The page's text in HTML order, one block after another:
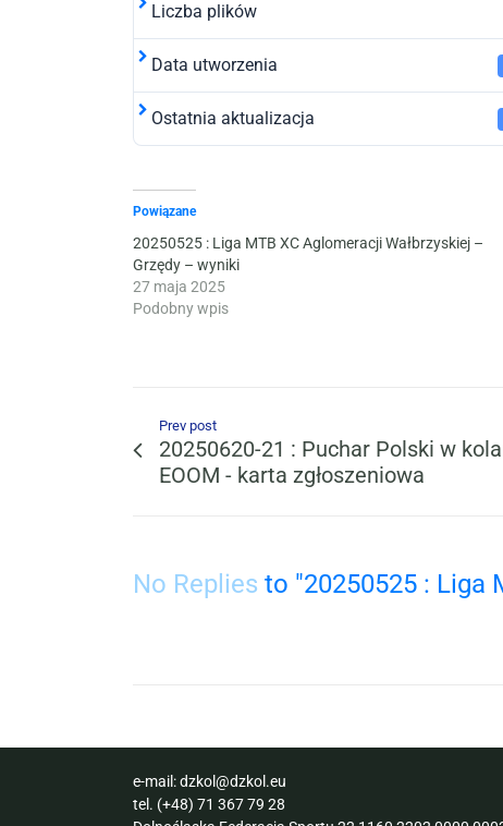
Liczba plików
Data utworzenia
Ostatnia aktualizacja
Powiązane
20250525 : Liga MTB XC Aglomeracji Wałbrzyskiej –
Grzędy – wyniki
27 maja 2025
Podobny wpis
Prev post
20250620-21 : Puchar Polski w
EOOM - karta zgłoszeniowa
No Replies to "20250525 : Liga
e-mail:dzkol@dzkol.eu
tel. (+48) 71 367 79 28